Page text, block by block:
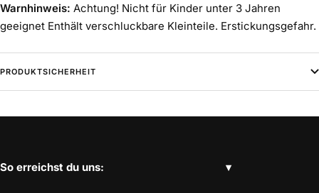
Warnhinweis: Achtung! Nicht für Kinder unter 3 Jahren
geeignet Enthält verschluckbare Kleinteile. Erstickungsgefahr.
PRODUKTSICHERHEIT
So erreichst du uns: